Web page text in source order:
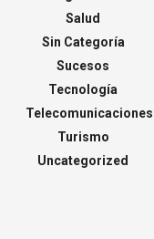
Salud
Sin Categoría
Sucesos
Tecnología
Telecomunicaciones
Turismo
Uncategorized